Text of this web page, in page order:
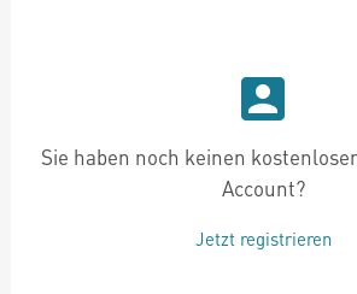
Sie haben noch keinen
Account?
Jetzt registrieren